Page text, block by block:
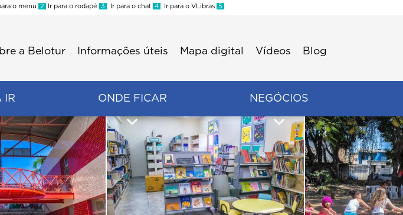
o menu 2 Ir para o rodapé 3 Ir para o chat 4 Ir para o VLibras 5
a Belotur Informações úteis Mapa digital Vídeos Blog
IR ONDE FICAR NEGÓCIOS